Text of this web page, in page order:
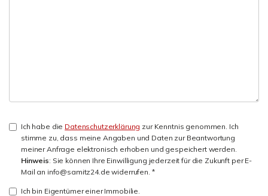
Ich habe die Datenschutzerklärung zur Kenntnis genommen. Ich
stimme zu, dass meine Angaben und Daten zur Beantwortung
meiner Anfrage elektronisch erhoben und gespeichert werden.
Hinweis: Sie können Ihre Einwilligung jederzeit für die Zukunft per E-
Mail an info@samitz24.de widerrufen. *
Ich bin Eigentümer einer Immobilie.